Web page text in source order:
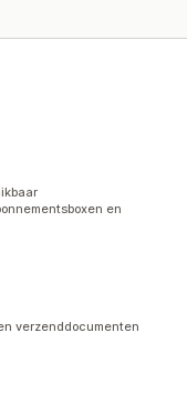
en
verzenddocumenten